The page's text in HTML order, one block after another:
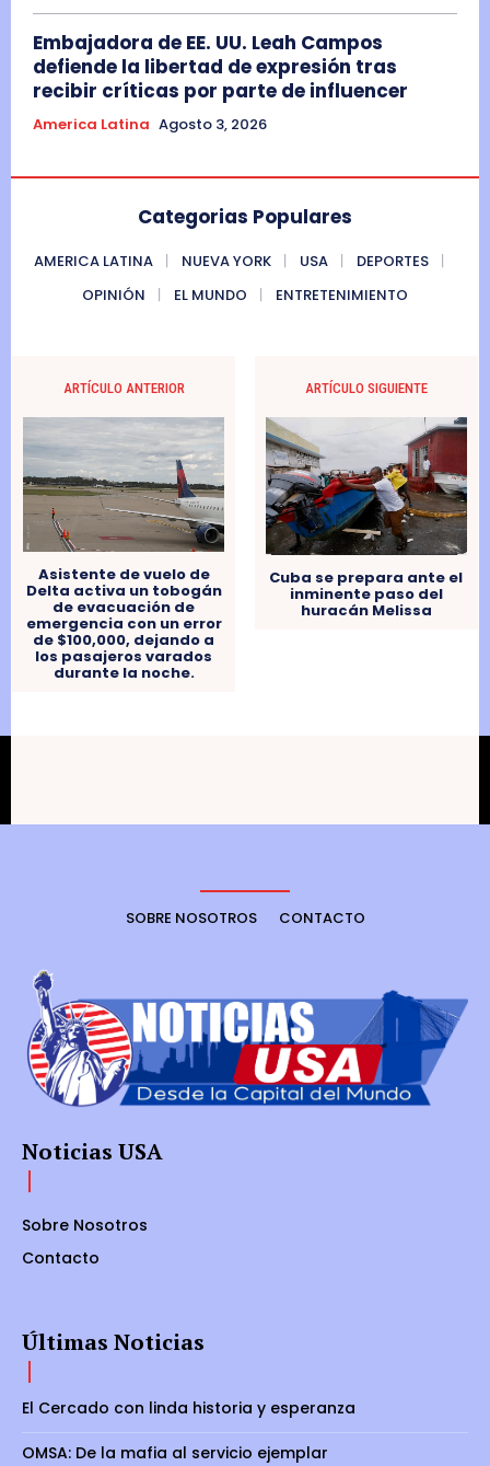
Embajadora de EE. UU. Leah Campos
defiende la libertad de expresión tras
recibir críticas por parte de influencer
America Latina Agosto 3, 2026
Categorias Populares
AMERICA LATINA NUEVA YORK USA
DEPORTES
OPINIÓN
EL MUNDO ENTRETENIMIENTO
ARTÍCULO ANTERIOR
Asistente de vuelo de
Delta activa un tobogán
de evacuación de
emergencia con un error
de $100,000, dejando a
los pasajeros varados
durante la noche.
ARTÍCULO SIGUIENTE
Cuba se prepara ante el
inminente paso del
huracán Melissa
SOBRE NOSOTROS CONTACTO
Noticias USA
Sobre Nosotros
Contacto
Últimas Noticias
El Cercado con linda historia y esperanza
OMSA: De la mafia al servicio ejemplar